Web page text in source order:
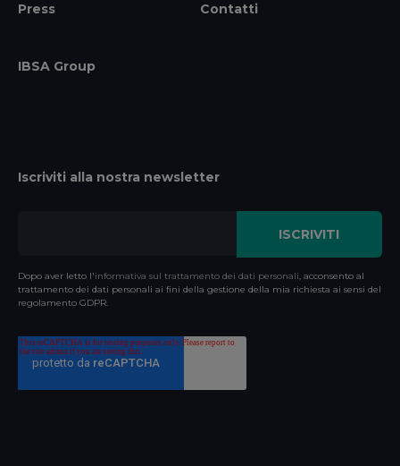
Press Contatti
IBSA Group
Iscriviti alla nostra newsletter
Dopo aver letto l'informativa sul trattamento dei dati personali, acconsento al
trattamento dei dati personali ai fini della gestione della mia richiesta ai sensi del
regolamento GDPR.